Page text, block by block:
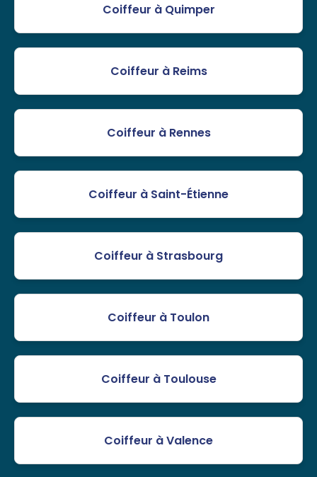
Coiffeur à Quimper
Coiffeur à Reims
Coiffeur à Rennes
Coiffeur à Saint-Étienne
Coiffeur à Strasbourg
Coiffeur à Toulon
Coiffeur à Toulouse
Coiffeur à Valence